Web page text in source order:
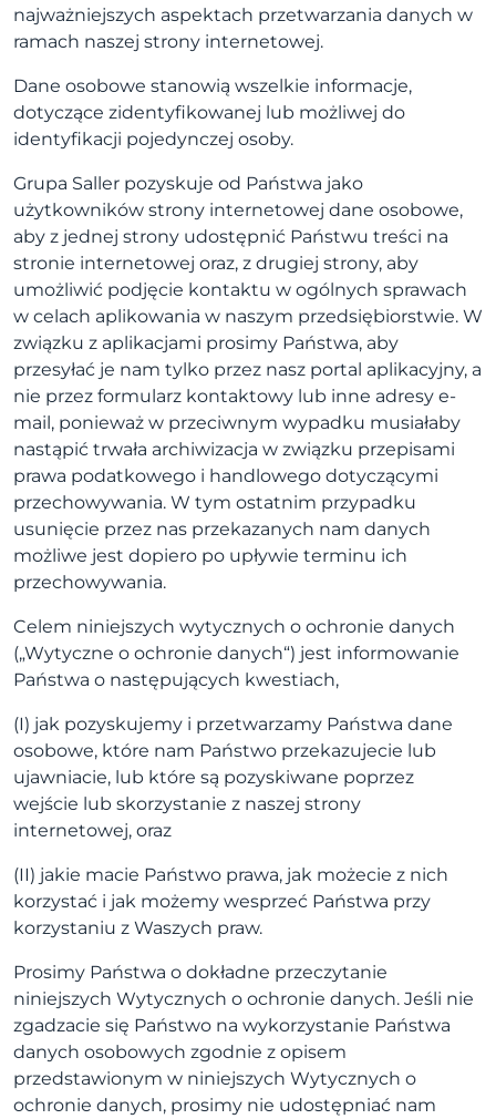
najważniejszych aspektach przetwarzania danych w
ramach naszej strony internetowej.
Dane osobowe stanowią wszelkie informacje,
dotyczące zidentyfikowanej lub możliwej do
identyfikacji pojedynczej osoby.
Grupa Saller pozyskuje od Państwa jako
użytkowników strony internetowej dane osobowe,
aby z jednej strony udostępnić Państwu treści na
stronie internetowej oraz, z drugiej strony, aby
umożliwić podjęcie kontaktu w ogólnych sprawach
w celach aplikowania w naszym przedsiębiorstwie. W
związku z aplikacjami prosimy Państwa, aby
przesyłać je nam tylko przez nasz portal aplikacyjny, a
nie przez formularz kontaktowy lub inne adresy e-
mail, ponieważ w przeciwnym wypadku musiałaby
nastąpić trwała archiwizacja w związku przepisami
prawa podatkowego i handlowego dotyczącymi
przechowywania. W tym ostatnim przypadku
usunięcie przez nas przekazanych nam danych
możliwe jest dopiero po upływie terminu ich
przechowywania.
Celem niniejszych wytycznych o ochronie danych
(„Wytyczne o ochronie danych“) jest informowanie
Państwa o następujących kwestiach,
(I) jak pozyskujemy i przetwarzamy Państwa dane
osobowe, które nam Państwo przekazujecie lub
ujawniacie, lub które są pozyskiwane poprzez
wejście lub skorzystanie z naszej strony
internetowej, oraz
(II) jakie macie Państwo prawa, jak możecie z nich
korzystać i jak możemy wesprzeć Państwa przy
korzystaniu z Waszych praw.
Prosimy Państwa o dokładne przeczytanie
niniejszych Wytycznych o ochronie danych. Jeśli nie
zgadzacie się Państwo na wykorzystanie Państwa
danych osobowych zgodnie z opisem
przedstawionym w niniejszych Wytycznych o
ochronie danych, prosimy nie udostępniać nam